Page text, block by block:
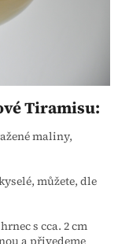
Tiramisu:
maliny,
můžete, dle
s cca. 2 cm